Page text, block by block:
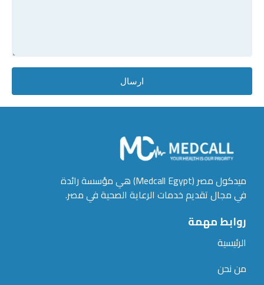
ارسال
ميدكول مصر (Medcall Egypt) هي مؤسسة رائدة
في مجال تقديم خدمات الرعاية الصحية في مصر.
روابط مهمة
الرئيسية
من نحن